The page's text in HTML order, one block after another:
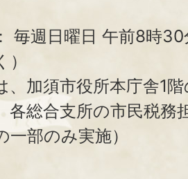
毎週日曜日 午前8時
、加須市役所本庁舎1
各総合支所の市民税務
一部のみ実施）